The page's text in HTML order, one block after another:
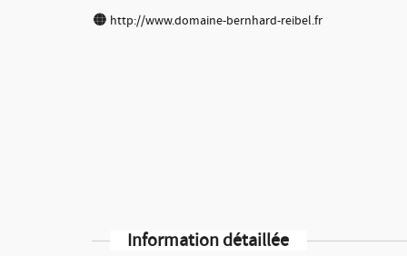
http://www.domaine-bernhard-reibel.fr
Information détaillée